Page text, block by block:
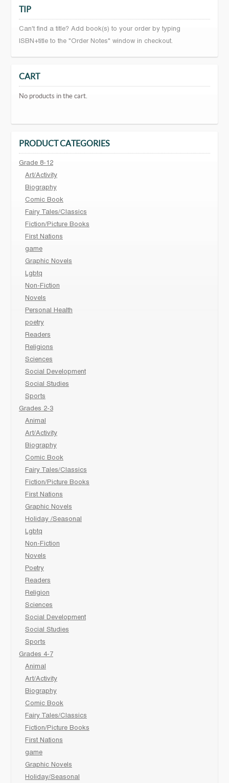
TIP
Can't find a title? Add book(s) to your order by typing
ISBN+title to the "Order Notes" window in checkout.
CART
No products in the cart.
PRODUCT CATEGORIES
Grade 8-12
Art/Activity
Biography
Comic Book
Fairy Tales/Classics
Fiction/Picture Books
First Nations
game
Graphic Novels
Lgbtq
Non-Fiction
Novels
Personal Health
poetry
Readers
Religions
Sciences
Social Development
Social Studies
Sports
Grades 2-3
Animal
Art/Activity
Biography
Comic Book
Fairy Tales/Classics
Fiction/Picture Books
First Nations
Graphic Novels
Holiday /Seasonal
Lgbtq
Non-Fiction
Novels
Poetry
Readers
Religion
Sciences
Social Development
Social Studies
Sports
Grades 4-7
Animal
Art/Activity
Biography
Comic Book
Fairy Tales/Classics
Fiction/Picture Books
First Nations
game
Graphic Novels
Holiday/Seasonal